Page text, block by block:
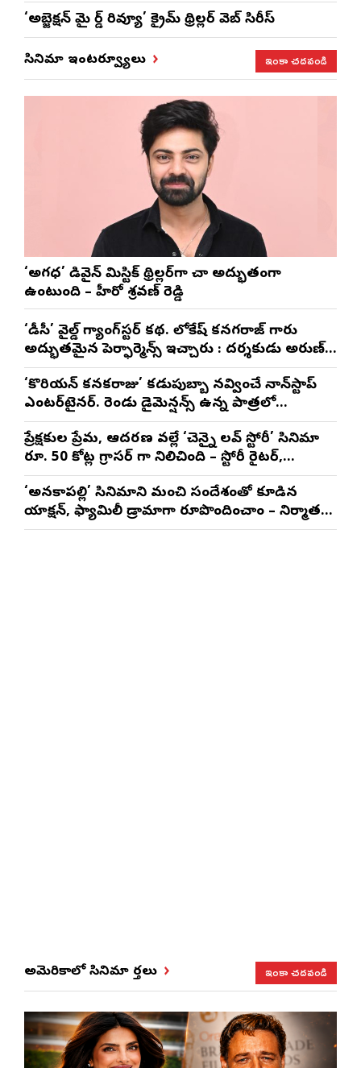
‘అబ్జెక్ష‌న్ మై లార్డ్ రివ్యూ’ క్రైమ్ థ్రిల్ల‌ర్ వెబ్ సిరీస్
సినిమా ఇంటర్వ్యూలు ఇంకా చదవండి
‘అగధ’ డివైన్ మిస్టిక్ థ్రిల్లర్‌గా చాలా అద్భుతంగా
ఉంటుంది – హీరో శ్రవణ్ రెడ్డి
‘డీసీ’ వైల్డ్ గ్యాంగ్‌స్టర్ కథ. లోకేష్ కనగరాజ్ గారు
అద్భుతమైన పెర్ఫార్మెన్స్ ఇచ్చారు : దర్శకుడు అరుణ్
మాథేశ్వరన్
‘కొరియన్ కనకరాజు’ కడుపుబ్బా నవ్వించే నాన్‌స్టాప్
ఎంటర్‌టైనర్. రెండు డైమెన్షన్స్ ఉన్న పాత్రలో
నటించడం చాలా సంతృప్తినిచ్చింది : వరుణ్ తేజ్
ప్రేక్షకుల ప్రేమ, ఆదరణ వల్లే ‘చెన్నై లవ్ స్టోరీ’ సినిమా
రూ. 50 కోట్ల గ్రాసర్ గా నిలిచింది – స్టోరీ రైటర్,
ప్రొడ్యూసర్ సాయి రాజేష్
‘అనకాపల్లి’ సినిమాని మంచి సందేశంతో కూడిన
యాక్షన్, ఫ్యామిలీ డ్రామాగా రూపొందించాం – నిర్మాతలు
త్రినాథరావు నక్కిన, కాండ్రేగుల నాయుడు
అమెరికాలో సినిమా వార్తలు ఇంకా చదవండి